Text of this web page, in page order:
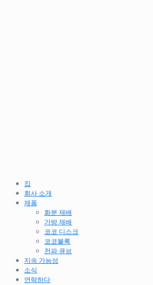
집
회사 소개
제품
화분 재배
가방 재배
코코 디스크
코코블록
전파 큐브
지속 가능성
소식
연락하다